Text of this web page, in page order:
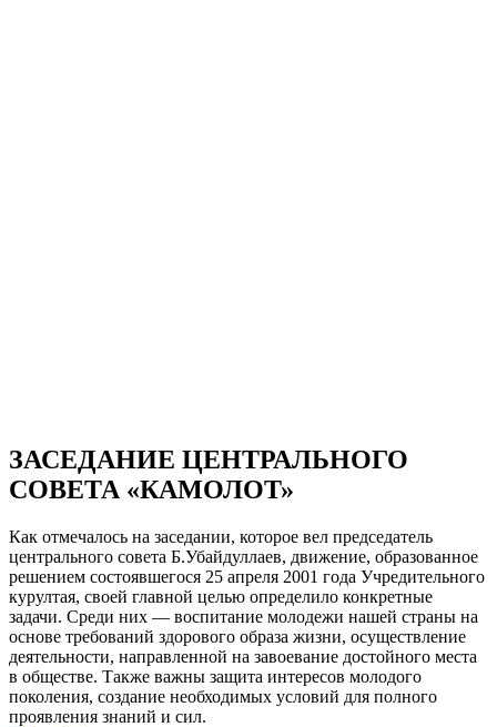
ЗАСЕДАНИЕ ЦЕНТРАЛЬНОГО
СОВЕТА «КАМОЛОТ»
Как отмечалось на заседании, которое вел председатель
центрального совета Б.Убайдуллаев, движение, образованное
решением состоявшегося 25 апреля 2001 года Учредительного
курултая, своей главной целью определило конкретные
задачи. Среди них — воспитание молодежи нашей страны на
основе требований здорового образа жизни, осуществление
деятельности, направленной на завоевание достойного места
в обществе. Также важны защита интересов молодого
поколения, создание необходимых условий для полного
проявления знаний и сил.